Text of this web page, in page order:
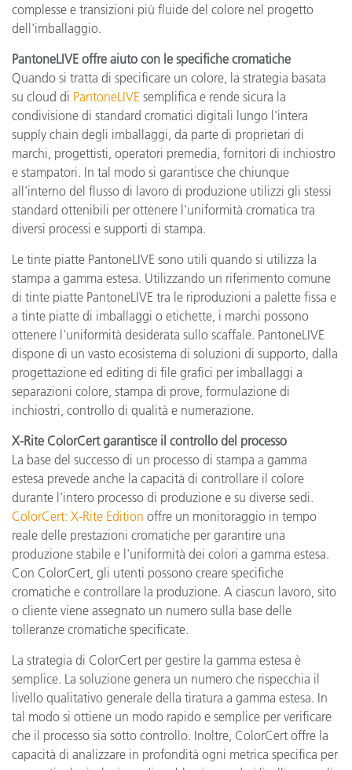
complesse e transizioni più fluide del colore nel progetto
dell'imballaggio.
PantoneLIVE offre aiuto con le specifiche cromatiche
Quando si tratta di specificare un colore, la strategia basata
su cloud di PantoneLIVE semplifica e rende sicura la
condivisione di standard cromatici digitali lungo l'intera
supply chain degli imballaggi, da parte di proprietari di
marchi, progettisti, operatori premedia, fornitori di inchiostro
e stampatori. In tal modo si garantisce che chiunque
all'interno del flusso di lavoro di produzione utilizzi gli stessi
standard ottenibili per ottenere l'uniformità cromatica tra
diversi processi e supporti di stampa.
Le tinte piatte PantoneLIVE sono utili quando si utilizza la
stampa a gamma estesa. Utilizzando un riferimento comune
di tinte piatte PantoneLIVE tra le riproduzioni a palette fissa e
a tinte piatte di imballaggi o etichette, i marchi possono
ottenere l'uniformità desiderata sullo scaffale. PantoneLIVE
dispone di un vasto ecosistema di soluzioni di supporto, dalla
progettazione ed editing di file grafici per imballaggi a
separazioni colore, stampa di prove, formulazione di
inchiostri, controllo di qualità e numerazione.
X-Rite ColorCert garantisce il controllo del processo
La base del successo di un processo di stampa a gamma
estesa prevede anche la capacità di controllare il colore
durante l'intero processo di produzione e su diverse sedi.
ColorCert: X-Rite Edition offre un monitoraggio in tempo
reale delle prestazioni cromatiche per garantire una
produzione stabile e l'uniformità dei colori a gamma estesa.
Con ColorCert, gli utenti possono creare specifiche
cromatiche e controllare la produzione. A ciascun lavoro, sito
o cliente viene assegnato un numero sulla base delle
tolleranze cromatiche specificate.
La strategia di ColorCert per gestire la gamma estesa è
semplice. La soluzione genera un numero che rispecchia il
livello qualitativo generale della tiratura a gamma estesa. In
tal modo si ottiene un modo rapido e semplice per verificare
che il processo sia sotto controllo. Inoltre, ColorCert offre la
capacità di analizzare in profondità ogni metrica specifica per